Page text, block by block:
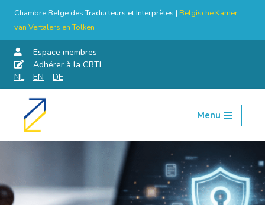
Chambre Belge des Traducteurs et Interprètes | Belgische Kamer
van Vertalers en Tolken
Espace membres
Adhérer à la CBTI
NL
EN DE
Aller
Menu